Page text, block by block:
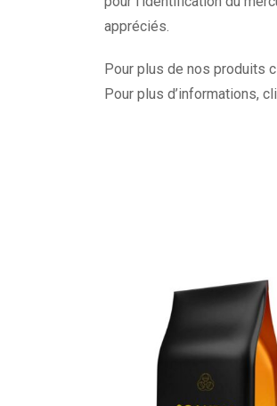
appréciés.
Pour plus de nos produits
Pour plus d’informations,